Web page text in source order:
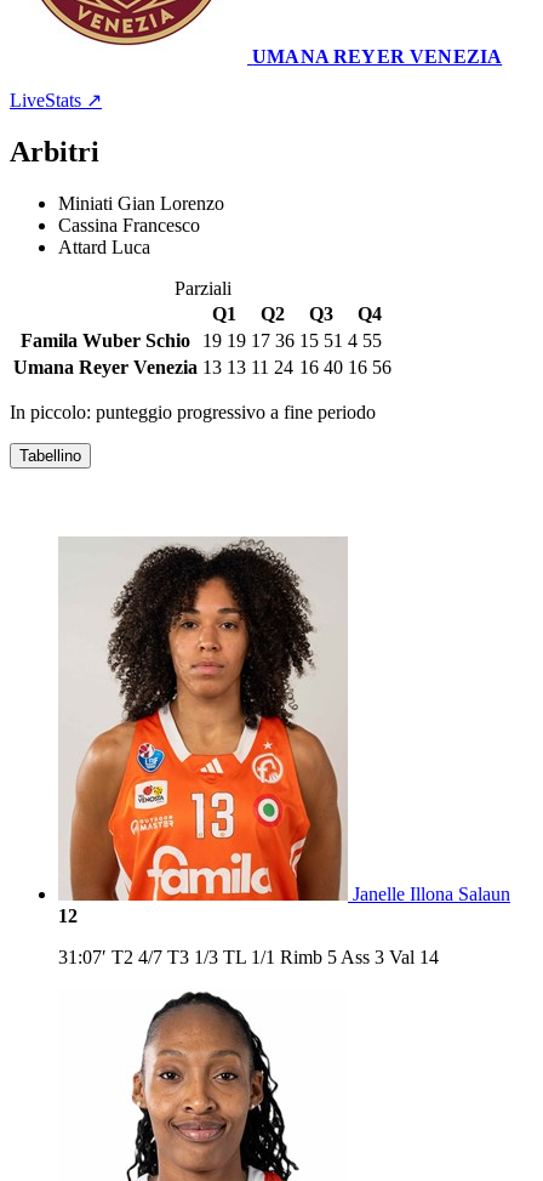
UMANA REYER VENEZIA
LiveStats ↗
Arbitri
Miniati Gian Lorenzo
Cassina Francesco
Attard Luca
Parziali
Q1
Q2 Q3
Q4
Famila Wuber Schio
19 19 17 36 15 51 4 55
Umana Reyer Venezia 13 13 11 24 16 40 16 56
In piccolo: punteggio progressivo a fine periodo
Tabellino
Janelle Illona Salaun
12
31:07′ T2 4/7 T3 1/3 TL 1/1 Rimb 5 Ass 3 Val 14